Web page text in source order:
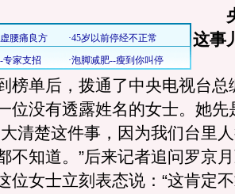
央
这事
单后，拨通了中央电视台总
位没有透露姓名的女士。她先
清楚这件事，因为我们台里
不知道。”后来记者追问罗京
位女士立刻表态说：“这肯定